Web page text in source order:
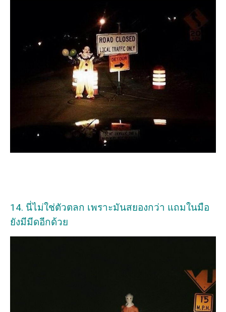
14. นี่ไม่ใช่ตัวตลก เพราะมันสยองกว่า แถมในมือ
ยังมีมีดอีกด้วย